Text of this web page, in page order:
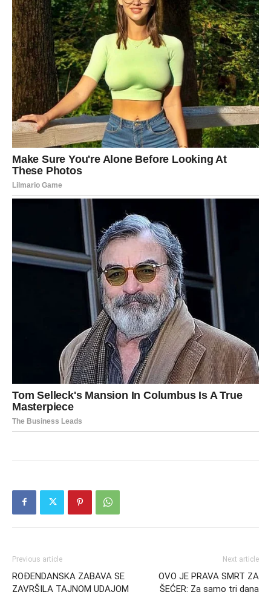
Previous article
ROĐENDANSKA ZABAVA SE
ZAVRŠILA TAJNOM UDAJOM
Next article
OVO JE PRAVA SMRT ZA
ŠEĆER: Za samo tri dana